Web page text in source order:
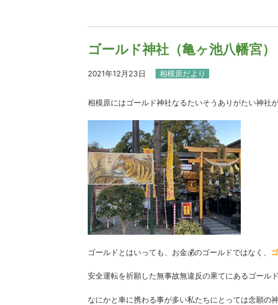
ゴールド神社（亀ヶ池八幡宮）
2021年12月23日 相模原だより
相模原にはゴールド神社なるたいそうありがたい神社が
ゴールドとはいっても、お金💰のゴールドではなく、
安全運転を祈願した無事故無違反の果てにあるゴール
なにかと車に携わる事が多い私たちにとっては念願の